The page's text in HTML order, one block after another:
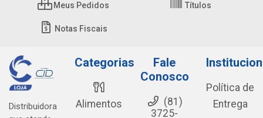
Meus Pedidos Títulos
Notas Fiscais
Distribuidora
Categorias
Alimentos
Fale
Conosco
(81)
3725-
Política de
Entrega